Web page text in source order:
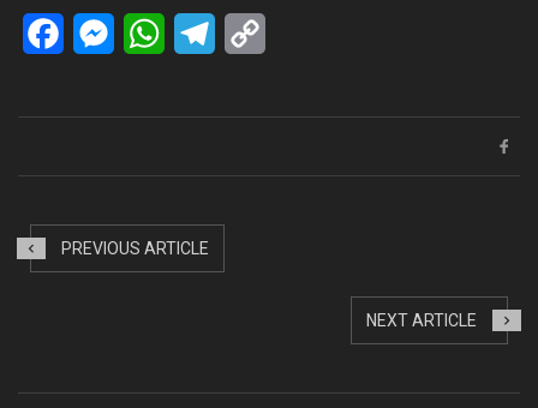
FacebookMessengerWhatsAppTelegram
PREVIOUS ARTICLE
NEXT ARTICLE